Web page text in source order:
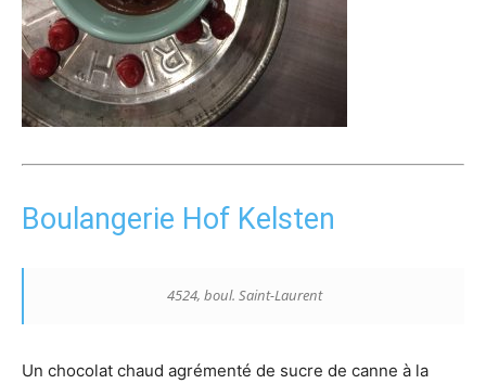
Boulangerie Hof Kelsten
4524, boul. Saint-Laurent
Un chocolat chaud agrémenté de sucre de canne à la